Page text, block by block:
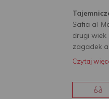
Safia al-
drugi wiek
zagadek
Czytaj